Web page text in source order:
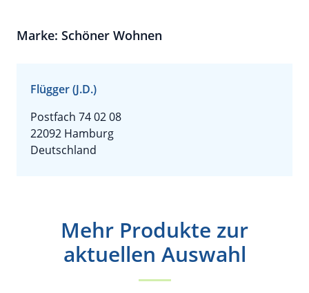
Marke: Schöner Wohnen
Flügger (J.D.)
Postfach 74 02 08
22092 Hamburg
Deutschland
Mehr Produkte zur
aktuellen Auswahl